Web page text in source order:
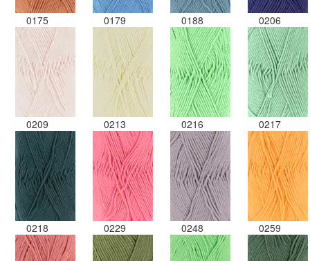
0175 0179 0188 0206
0209 0213 0216 0217
0218 0229 0248 0259